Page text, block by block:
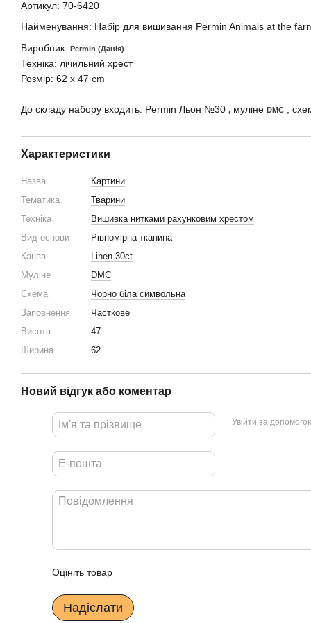
Артикул: 70-6420
Найменування: Набір для вишивання Permin Animals at the
Виробник: Permin (Данія)
Техніка: лічильний хрест
Розмір: 62 x 47 cm
До складу набору входить: Permin Льон №30 , муліне DMC ,
Характеристики
Назва
Картини
Тематика
Тварини
Техніка
Вишивка нитками рахунковим хрестом
Вид основи
Рівномірна тканина
Канва
Linen 30ct
Муліне
DMC
Схема
Чорно біла символьна
Заповнення
Часткове
Висота
47
Ширина
62
Новий відгук або коментар
Увійти за
Оцініть товар
Надіслати